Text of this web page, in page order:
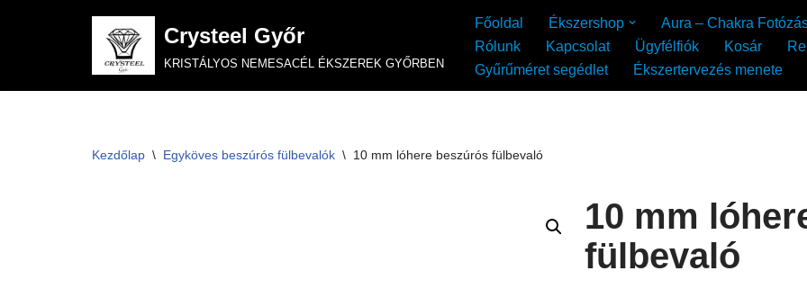
Crysteel Győr
KRISTÁLYOS NEMESACÉL ÉKSZEREK GYŐRBEN
Főoldal Ékszershop
Aura – Chakra
Rólunk
Kapcsolat Ügyfélfiók Kosár
Gyűrűméret segédlet
Ékszertervezés menete
Kezdőlap \ Egyköves beszúrós fülbevalók \ 10 mm lóhere beszúrós fülbevaló
10 mm
fülbevaló